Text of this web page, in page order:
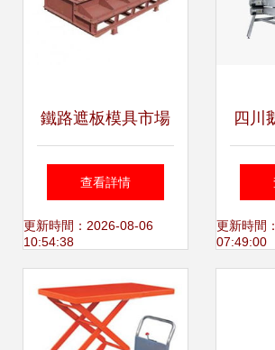
鐵路遮板模具市場
行情分析與瑞達模
具產品優勢
查看詳情
更新時間：2026-08-06
10:54:38
四川
全解
械鵝
更新時間
07:49:00